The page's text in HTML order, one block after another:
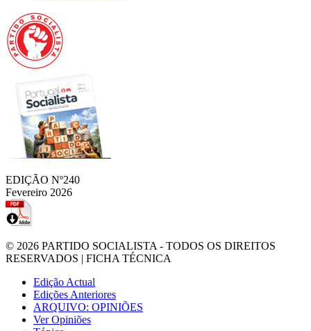
EDIÇÃO Nº240
Fevereiro 2026
© 2026 PARTIDO SOCIALISTA - TODOS OS DIREITOS
RESERVADOS | FICHA TÉCNICA
Edição Actual
Edições Anteriores
ARQUIVO: OPINIÕES
Ver Opiniões